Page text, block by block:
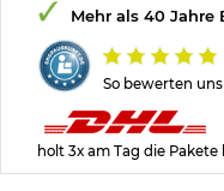
So bewerten uns
Mehr als 40 Jahre
holt 3x am Tag die Pakete